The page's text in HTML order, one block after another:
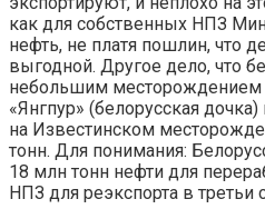
как для собственных НПЗ
нефть, не платя пошлин, что
выгодной. Другое дело, что
небольшим месторождением
«Янгпур» (белорусская
на Известинском
тонн. Для понимания:
18 млн тонн нефти для
НПЗ для реэкспорта в третьи